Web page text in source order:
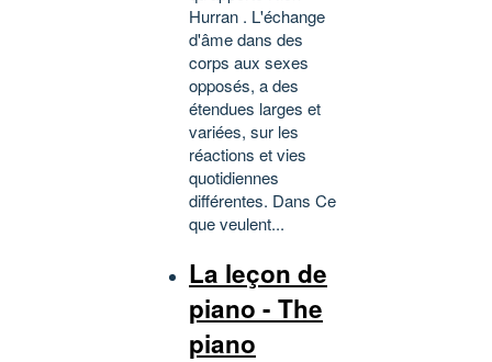
Hurran . L'échange
d'âme dans des
corps aux sexes
opposés, a des
étendues larges et
variées, sur les
réactions et vies
quotidiennes
différentes. Dans Ce
que veulent...
La leçon de
piano - The
piano